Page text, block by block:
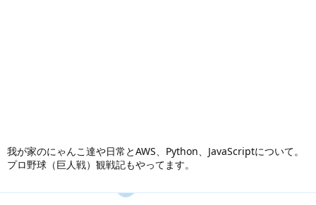
我が家のにゃんこ達や日常とAWS、Python、JavaScriptについて。
プロ野球（巨人戦）観戦記もやってます。